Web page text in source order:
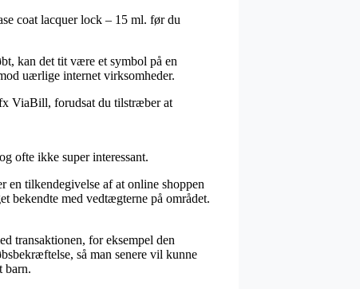
coat lacquer lock – 15 ml. før du
kan det tit være et symbol på en
uærlige internet virksomheder.
ViaBill, forudsat du tilstræber at
ofte ikke super interessant.
en tilkendegivelse af at online shoppen
bekendte med vedtægterne på området.
transaktionen, for eksempel den
så man senere vil kunne
barn.